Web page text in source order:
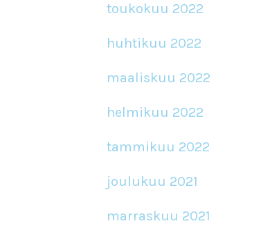
toukokuu 2022
huhtikuu 2022
maaliskuu 2022
helmikuu 2022
tammikuu 2022
joulukuu 2021
marraskuu 2021